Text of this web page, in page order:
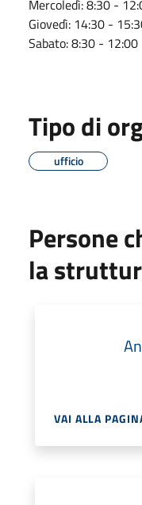
Mercoledì: 8:30 -
Giovedì: 14:30 -
Sabato: 8:30 - 12:00
Tipo di
ufficio
Persone
la
VAI ALLA